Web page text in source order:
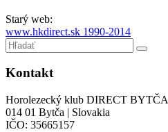
Starý web:
www.hkdirect.sk 1990-2014
Kontakt
Horolezecký klub DIRECT BYTČA
014 01 Bytča | Slovakia
IČO: 35665157